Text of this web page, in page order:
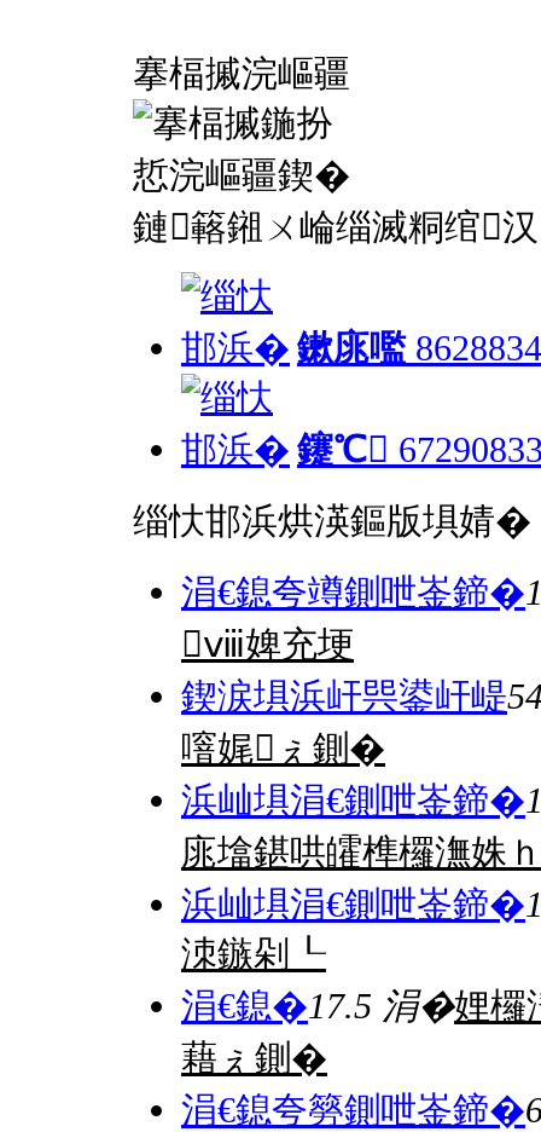
搴楅摵浣嶇疆
鏈簵鎺ㄨ崘缁滅粡绾汉
鏉庣嚂
鑳℃
缁忕邯浜烘渶鏂版埧婧�
涓€鎴夸竴鍘呭崟鍗�
ⅷ婢充埂
鍥涙埧浜屽巺鍙屽崼
噾娓ぇ鍘�
浜屾埧涓€鍘呭崟鍗�
庣墖鍖哄皬榫欏潕姝
浜屾埧涓€鍘呭崟鍗�
洓鏃剁┖
涓€鎴�17.5 涓�娌欏
藉ぇ鍘�
涓€鎴夸簩鍘呭崟鍗�